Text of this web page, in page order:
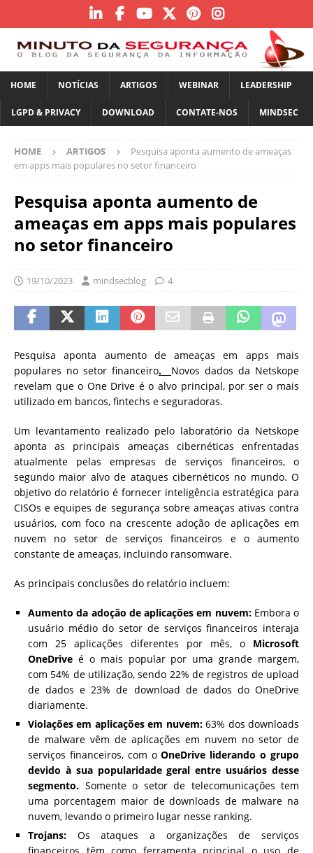
HOME NOTÍCIAS ARTIGOS WEBINAR LEADERSHIP
LGPD & PRIVACY DOWNLOAD CONTATE-NOS MINDSEC
HOME ARTIGOS
Pesquisa aponta aumento de ameaças
em apps mais populares no setor financeiro
Pesquisa aponta aumento de
ameaças em apps mais populares
no setor financeiro
19/10/2023 mindsecblog 4
Pesquisa aponta aumento de ameaças em apps mais
populares no setor financeiro. Novos dados da Netskope
revelam que o One Drive é o alvo principal, por ser o mais
utilizado em bancos, fintechs e seguradoras.
Um levantamento realizado pelo laboratório da Netskope
aponta as principais ameaças cibernéticas enfrentadas
atualmente pelas empresas de serviços financeiros, o
segundo maior alvo de ataques cibernéticos no mundo. O
objetivo do relatório é fornecer inteligência estratégica para
CISOs e equipes de segurança sobre ameaças ativas contra
usuários, com foco na crescente adoção de aplicações em
nuvem no setor de serviços financeiros e o aumento
constante de ameaças, incluindo ransomware.
As principais conclusões do relatório incluem:
Aumento da adoção de aplicações em nuvem: Embora o
usuário médio do setor de serviços financeiros interaja
com 25 aplicações diferentes por mês, o Microsoft
OneDrive é o mais popular por uma grande margem,
com 54% de utilização, sendo 22% de registros de upload
de dados e 23% de download de dados do OneDrive
diariamente.
Violações em aplicações em nuvem:63% dos downloads
de malware vêm de aplicações em nuvem no setor de
serviços financeiros, com oOneDrive liderando o grupo
devido à sua popularidade geral entre usuários desse
segmento. Somente o setor de telecomunicações tem
uma porcentagem maior de downloads de malware na
nuvem, levando o primeiro lugar nesse ranking.
Trojans: Os ataques a organizações de serviços